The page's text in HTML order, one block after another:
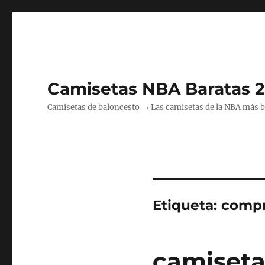
Camisetas NBA Baratas
Camisetas de baloncesto → Las camisetas de la NBA más
Etiqueta: